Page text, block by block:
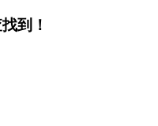
到！